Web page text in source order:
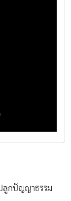
ลูกปัญญาธรรม